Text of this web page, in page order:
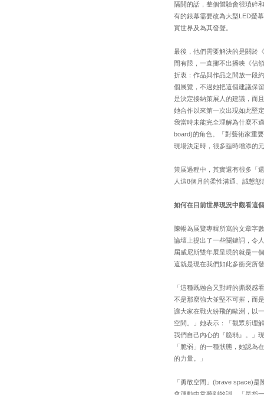
隔開的話，整個體驗會很瑣碎
有的銀幕需要改為大型LED螢
實世界及為其發聲。
最後，他們需要解決的是關於
間有限，一直挪不出播映《佔
折衷：作品與作品之間放一段
個展覽，不過她把這個建議保
是決定接納策展人的建議，而
她合作以來第一次出現如此堅
我當時未能完全理解為什麼不
board)的角色。「對藝術家重
現場決定時，很多臨時增添的
策展過程中，其實還有很多「
人這8個月的柔性溝通、誠懇
如何在目前世界現況中觀看這
陳暢為展覽專輯所寫的文章字
論壇上提出了一些關鍵詞，令
屆威尼斯雙年展呈現的就是一
這就是現在我們如此多衝突所
「這種既融合又對峙的撕裂感
不是那麼強大並堅不可摧，而
讓大家在戰火紛飛的歐洲，以
空間。」她表示：「觀眾所理
我們自己內心的『脆弱』。」
「脆弱」的一種狀態，她認
的力量。」
「勇敢空間」(brave space)